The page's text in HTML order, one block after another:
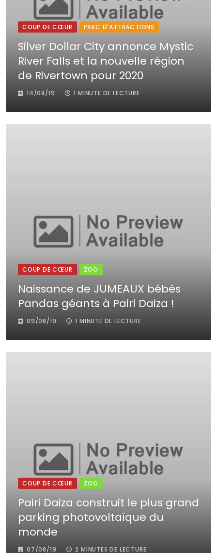
COUP DE CŒUR PARC D'ATTRACTIONS
Silver Dollar City annonce Mystic
River Falls et la nouvelle région
de Rivertown pour 2020
14/08/19 1 MINUTE DE LECTURE
COUP DE CŒUR ZOO
Naissance de JUMEAUX bébés
Pandas géants à Pairi Daiza !
09/08/19 1 MINUTE DE LECTURE
COUP DE CŒUR ZOO
Pairi Daiza construit le plus grand
parking photovoltaïque du
monde
07/08/19 2 MINUTES DE LECTURE